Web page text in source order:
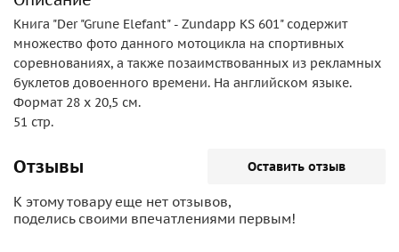
Книга "Der "Grune Elefant" - Zundapp KS 601" содержит
множество фото данного мотоцикла на спортивных
соревнованиях, а также позаимствованных из рекламных
буклетов довоенного времени. На английском языке.
Формат 28 х 20,5 см.
51 стр.
Отзывы Оставить отзыв
К этому товару еще нет отзывов,
поделись своими впечатлениями первым!